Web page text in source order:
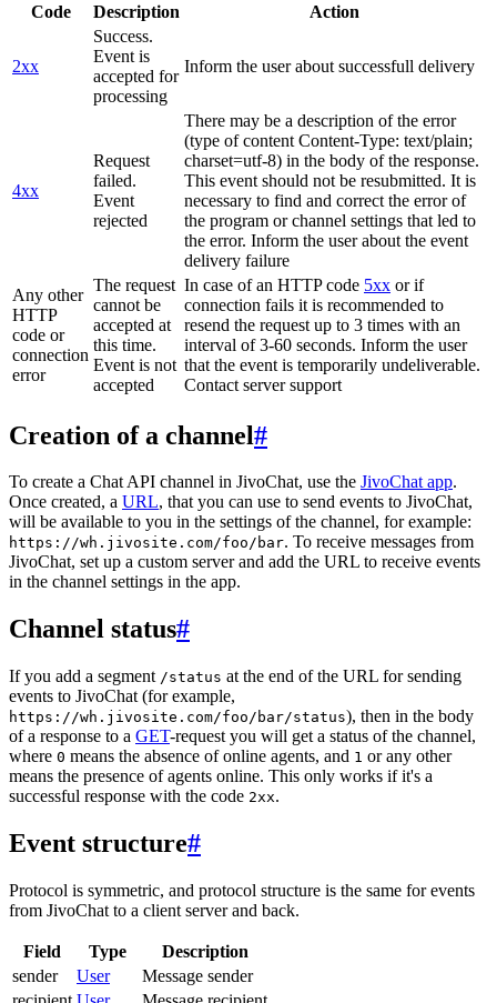
Code Description Action
2xx
Success.
Event is
accepted for
processing
Inform the user about successfull delivery
4xx
Request
failed.
Event
rejected
There may be a description of the error
(type of content Content-Type: text/plain;
charset=utf-8) in the body of the response.
This event should not be resubmitted. It is
necessary to find and correct the error of
the program or channel settings that led to
the error. Inform the user about the event
delivery failure
Any other
HTTP
code or
connection
error
The request
cannot be
accepted at
this time.
Event is not
accepted
In case of an HTTP code 5xx or if
connection fails it is recommended to
resend the request up to 3 times with an
interval of 3-60 seconds. Inform the user
that the event is temporarily undeliverable.
Contact server support
Creation of a channel#
To create a Chat API channel in JivoChat, use the JivoChat app.
Once created, a URL, that you can use to send events to JivoChat,
will be available to you in the settings of the channel, for example:
https://wh.jivosite.com/foo/bar. To receive messages from
JivoChat, set up a custom server and add the URL to receive events
in the channel settings in the app.
Channel status#
If you add a segment /status at the end of the URL for sending
events to JivoChat (for example,
https://wh.jivosite.com/foo/bar/status), then in the body
of a response to a GET-request you will get a status of the channel,
where 0 means the absence of online agents, and 1 or any other
means the presence of agents online. This only works if it's a
successful response with the code 2xx.
Event structure#
Protocol is symmetric, and protocol structure is the same for events
from JivoChat to a client server and back.
Field Type
Description
sender
User
Message sender